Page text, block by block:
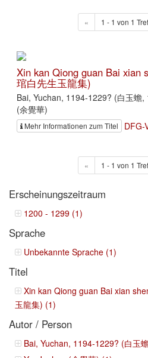
« 1 - 1 von 1
Xin kan Qiong guan Bai xian
琯白先生玉龍集)
Bai, Yuchan, 1194-1229? (白玉蟾
(余覺華)
Mehr Informationen zum Titel DFG-
« 1 - 1 von 1
Erscheinungszeitraum
1200 - 1299 (1)
Sprache
Unbekannte Sprache (1)
Titel
Xin kan Qiong guan Bai xian
玉龍集) (1)
Autor / Person
Bai, Yuchan, 1194-1229? (白玉